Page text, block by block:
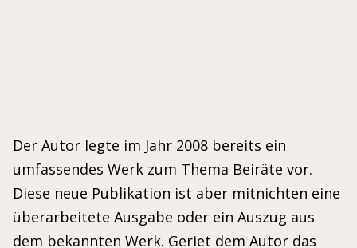
Der Autor legte im Jahr 2008 bereits ein
umfassendes Werk zum Thema Beiräte vor.
Diese neue Publikation ist aber mitnichten eine
überarbeitete Ausgabe oder ein Auszug aus
dem bekannten Werk. Geriet dem Autor das